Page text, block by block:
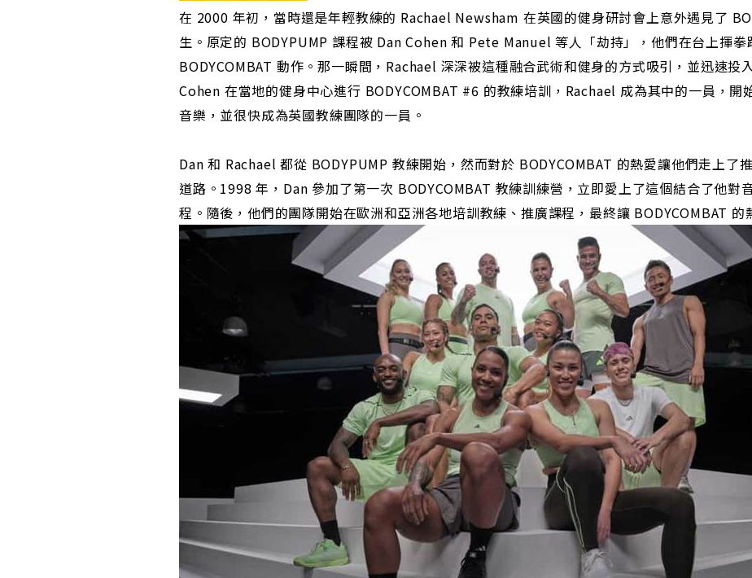
在 2000 年初，當時還是年輕教練的 Rachael Newsham 在英國的健身研討會上意外遇見了
生。原定的 BODYPUMP 課程被 Dan Cohen 和 Pete Manuel 等人「劫持」，他們在台上揮拳
BODYCOMBAT 動作。那一瞬間，Rachael 深深被這種融合武術和健身的方式吸引，並迅速投
Cohen 在當地的健身中心進行 BODYCOMBAT #6 的教練培訓，Rachael 成為其中的一員，開
音樂，並很快成為英國教練團隊的一員。
Dan 和 Rachael 都從 BODYPUMP 教練開始，然而對於 BODYCOMBAT 的熱愛讓他們走上了
道路。1998 年，Dan 參加了第一次 BODYCOMBAT 教練訓練營，立即愛上了這個結合了他對
程。隨後，他們的團隊開始在歐洲和亞洲各地培訓教練、推廣課程，最終讓 BODYCOMBAT 的